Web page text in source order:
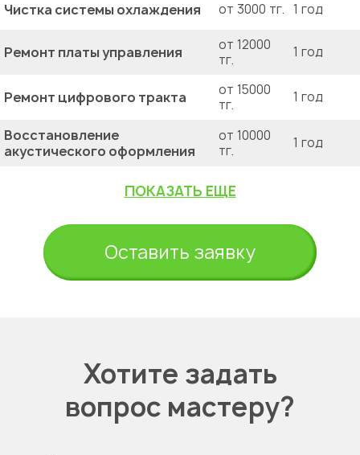
Чистка системы охлаждения от 3000 тг. 1 год
Ремонт платы управления
от 12000
тг.
1 год
Ремонт цифрового тракта
от 15000
тг.
1 год
Восстановление
акустического оформления
от 10000
тг.
1 год
ПОКАЗАТЬ ЕЩЕ
Оставить заявку
Хотите задать
вопрос мастеру?